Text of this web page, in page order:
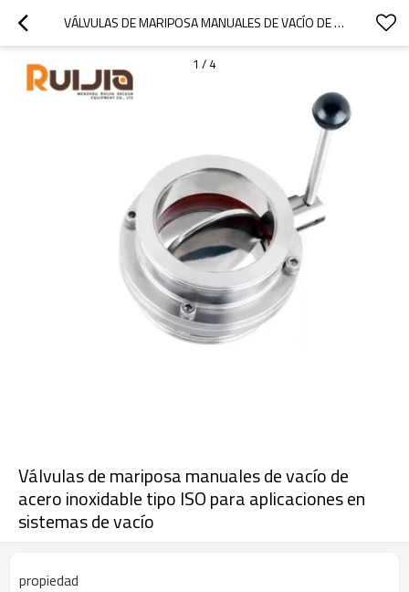
VÁLVULAS DE MARIPOSA MANUALES DE VACÍO DE ACERO INOXIDABLE TIPO ISO PARA APLICACIONES EN SISTEMAS DE VACÍO
1 / 4
Válvulas de mariposa manuales de vacío de
acero inoxidable tipo ISO para aplicaciones en
sistemas de vacío
propiedad